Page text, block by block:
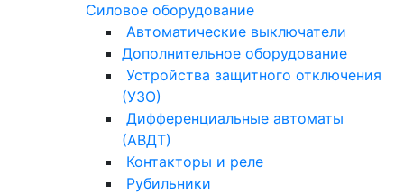
Силовое оборудование
Автоматические выключатели
Дополнительное оборудование
Устройства защитного отключения
(УЗО)
Дифференциальные автоматы
(АВДТ)
Контакторы и реле
Рубильники